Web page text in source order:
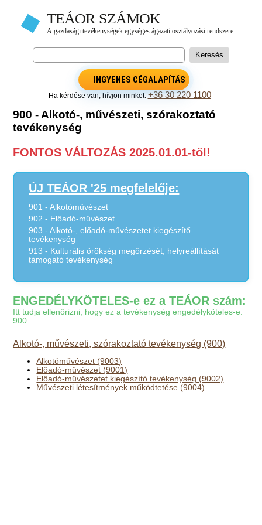
INGYENES CÉGALAPÍTÁS
Ha kérdése van, hívjon minket: +36 30 220 1100
900 - Alkotó-, művészeti, szórakoztató
tevékenység
FONTOS VÁLTOZÁS 2025.01.01-től!
ÚJ TEÁOR '25 megfelelője:
901 - Alkotóművészet
902 - Előadó-művészet
903 - Alkotó-, előadó-művészetet kiegészítő
tevékenység
913 - Kulturális örökség megőrzését, helyreállítását
támogató tevékenység
ENGEDÉLYKÖTELES-e ez a TEÁOR szám:
Itt tudja ellenőrizni, hogy ez a tevékenység engedélyköteles-e:
900
Alkotó-, művészeti, szórakoztató tevékenység (900)
Alkotóművészet (9003)
Előadó-művészet (9001)
Előadó-művészetet kiegészítő tevékenység (9002)
Művészeti létesítmények működtetése (9004)